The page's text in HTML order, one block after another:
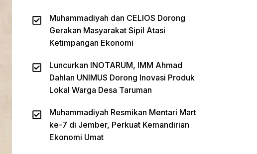
Muhammadiyah dan CELIOS Dorong
Gerakan Masyarakat Sipil Atasi
Ketimpangan Ekonomi
Luncurkan INOTARUM, IMM Ahmad
Dahlan UNIMUS Dorong Inovasi Produk
Lokal Warga Desa Taruman
Muhammadiyah Resmikan Mentari Mart
ke-7 di Jember, Perkuat Kemandirian
Ekonomi Umat